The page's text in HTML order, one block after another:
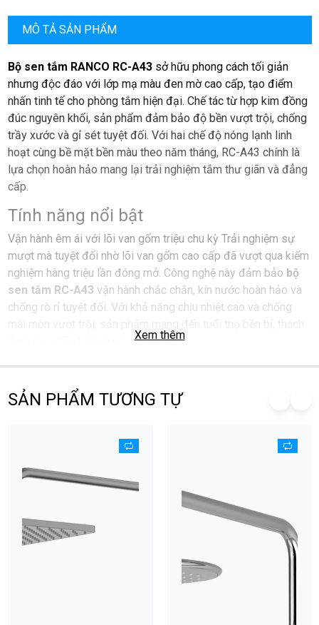
Chế độ nóng lạnh tiện lợi
Công nghệ tiết kiệm nước với Bộ sục khí NEOPERL
Mạ 4 lớp bền bỉ
MÔ TẢ SẢN PHẨM
Bộ sen tắm RANCO RC-A43sở hữu phong cách tối giản
nhưng độc đáo với lớp mạ màu đen mờ cao cấp, tạo điểm
nhấn tinh tế cho phòng tắm hiện đại. Chế tác từ hợp kim đồng
đúc nguyên khối, sản phẩm đảm bảo độ bền vượt trội, chống
trầy xước và gỉ sét tuyệt đối. Với hai chế độ nóng lạnh linh
hoạt cùng bề mặt bền màu theo năm tháng, RC-A43 chính là
lựa chọn hoàn hảo mang lại trải nghiệm tắm thư giãn và đẳng
cấp.
Tính năng nổi bật
Vận hành êm ái với lõi van gốm triệu chu kỳ Trải nghiệm sự
mượt mà tuyệt đối nhờ lõi van gốm cao cấp đã vượt qua kiểm
nghiệm hàng triệu lần đóng mở. Công nghệ này đảm bảo bộ
sen tắm RC-A43 vận hành chắc chắn, kín nước hoàn hảo và
chống rò rỉ tuyệt đối. Với khả năng chịu nhiệt cao và chống
thức mọi điều kiện sử dụng lâu dài.
Xem thêm
SẢN PHẨM TƯƠNG TỰ